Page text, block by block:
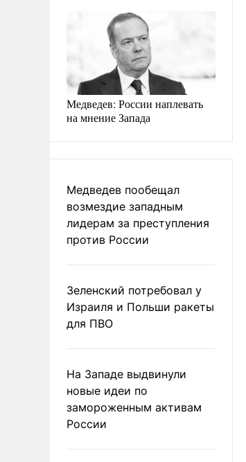
Медведев: России наплевать
на мнение Запада
Медведев пообещал
возмездие западным
лидерам за преступления
против России
Зеленский потребовал у
Израиля и Польши ракеты
для ПВО
На Западе выдвинули
новые идеи по
замороженным активам
России